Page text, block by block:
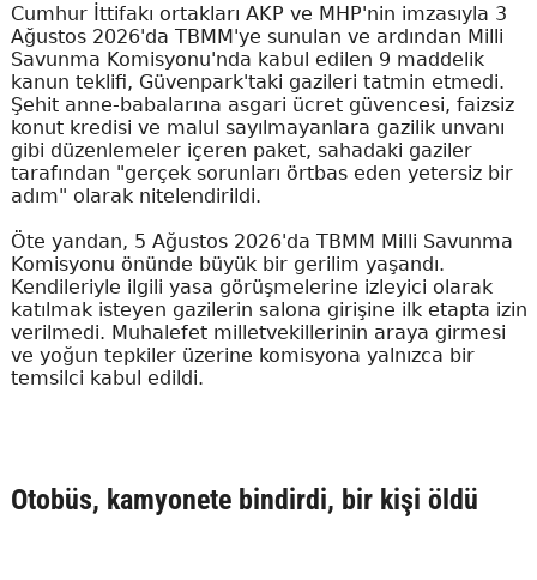
Cumhur İttifakı ortakları AKP ve MHP'nin imzasıyla 3
Ağustos 2026'da TBMM'ye sunulan ve ardından Milli
Savunma Komisyonu'nda kabul edilen 9 maddelik
kanun teklifi, Güvenpark'taki gazileri tatmin etmedi.
Şehit anne-babalarına asgari ücret güvencesi, faizsiz
konut kredisi ve malul sayılmayanlara gazilik unvanı
gibi düzenlemeler içeren paket, sahadaki gaziler
tarafından "gerçek sorunları örtbas eden yetersiz bir
adım" olarak nitelendirildi.
Öte yandan, 5 Ağustos 2026'da TBMM Milli Savunma
Komisyonu önünde büyük bir gerilim yaşandı.
Kendileriyle ilgili yasa görüşmelerine izleyici olarak
katılmak isteyen gazilerin salona girişine ilk etapta izin
verilmedi. Muhalefet milletvekillerinin araya girmesi
ve yoğun tepkiler üzerine komisyona yalnızca bir
temsilci kabul edildi.
Otobüs, kamyonete bindirdi, bir kişi öldü